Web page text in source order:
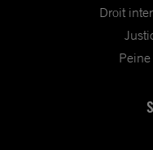
Droit